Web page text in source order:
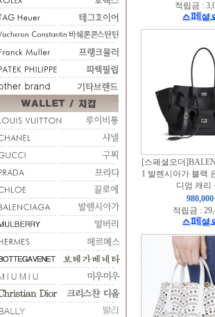
적립금 :
[스페셜오더
1 발렌시아가 블랙
디엄 캐리
적립금 :